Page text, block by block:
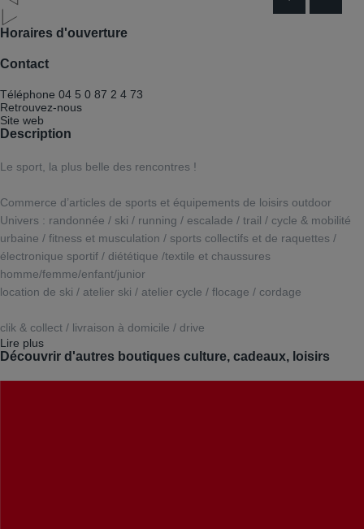
Horaires d'ouverture
Contact
Téléphone 04 5 0 87 2 4 73
Retrouvez-nous
Site web
Description
Le sport, la plus belle des rencontres !
Commerce d’articles de sports et équipements de loisirs outdoor
Univers : randonnée / ski / running / escalade / trail / cycle & mobilité
urbaine / fitness et musculation / sports collectifs et de raquettes /
électronique sportif / diététique /textile et chaussures
homme/femme/enfant/junior
location de ski / atelier ski / atelier cycle / flocage / cordage
clik & collect / livraison à domicile / drive
Lire plus
Découvrir d'autres boutiques culture, cadeaux, loisirs